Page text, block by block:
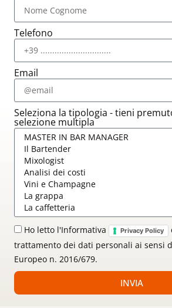
Telefono
Email
Seleziona la tipologia - tieni
selezione multipla
Ho letto l'Informativa Privacy Policy
trattamento dei dati personali ai sensi
Europeo n. 2016/679.
INVIA